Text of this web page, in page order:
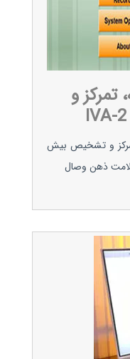
و
و تشخیص بیش